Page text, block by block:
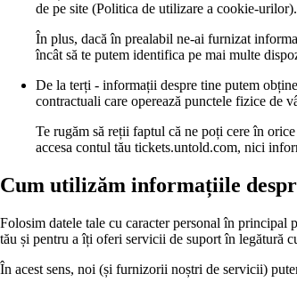
de pe site (Politica de utilizare a cookie-urilor).
În plus, dacă în prealabil ne-ai furnizat
încât să te putem identifica pe mai multe
De la terți - informații despre tine putem
contractuali care operează punctele fizice de
Te rugăm să reții faptul că ne poți cere în
accesa contul tău tickets.untold.com, nici
Cum utilizăm informațiile
Folosim datele tale cu caracter personal în
tău și pentru a îți oferi servicii de suport în legătură
În acest sens, noi (și furnizorii noștri de servicii)